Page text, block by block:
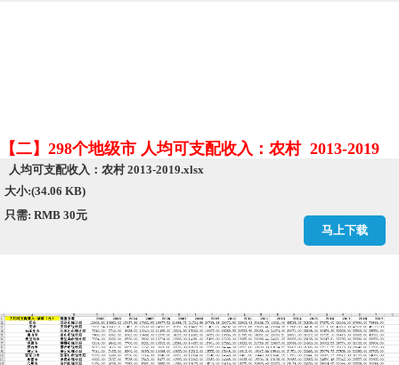
【二】298个地级市 人均可支配收入：农村 2013-2019
人均可支配收入：农村 2013-2019.xlsx
大小:(34.06 KB)
只需: RMB 30元
马上下载